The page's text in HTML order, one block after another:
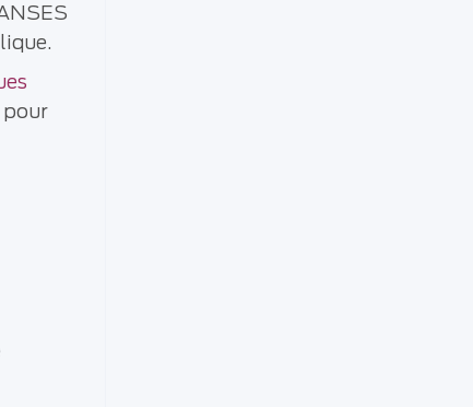
pour